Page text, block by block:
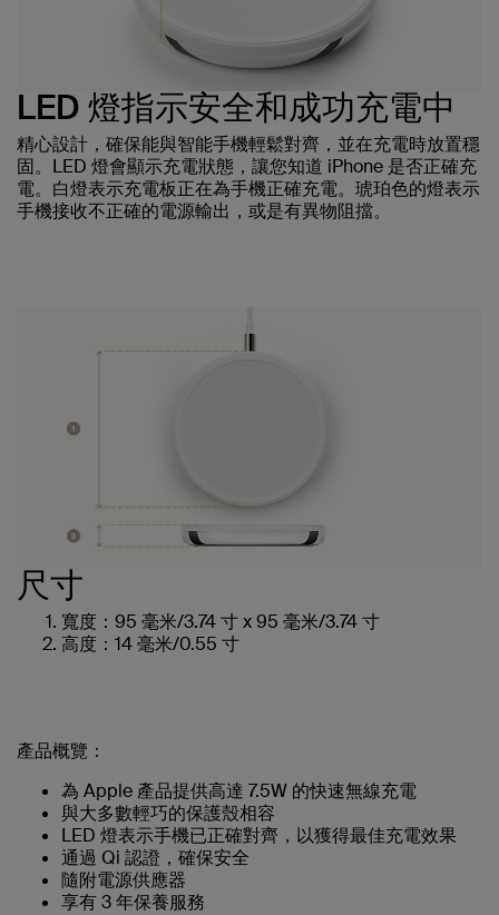
LED 燈指示安全和成功充電中
精心設計，確保能與智能手機輕鬆對齊，並在充電時放置穩
固。LED 燈會顯示充電狀態，讓您知道 iPhone 是否正確充
電。白燈表示充電板正在為手機正確充電。琥珀色的燈表示
手機接收不正確的電源輸出，或是有異物阻擋。
尺寸
寬度：95 毫米/3.74 寸 x 95 毫米/3.74 寸
高度：14 毫米/0.55 寸
產品概覽：
為 Apple 產品提供高達 7.5W 的快速無線充電
與大多數輕巧的保護殼相容
LED 燈表示手機已正確對齊，以獲得最佳充電效果
通過 Qi 認證，確保安全
隨附電源供應器
享有 3 年保養服務